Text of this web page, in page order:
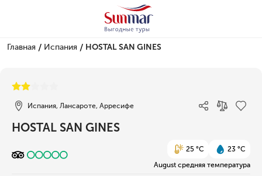
Главная / Испания / HOSTAL SAN GINES
Испания, Лансароте, Арресифе
HOSTAL SAN GINES
25 °C
23 °C
August средняя температура